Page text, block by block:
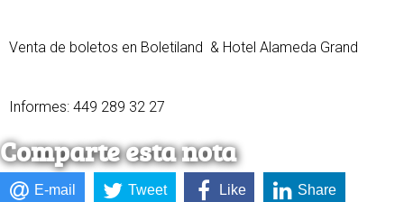
Venta de boletos en Boletiland & Hotel Alameda Grand
Informes: 449 289 32 27
Comparte esta nota
E-mail Tweet Like Share